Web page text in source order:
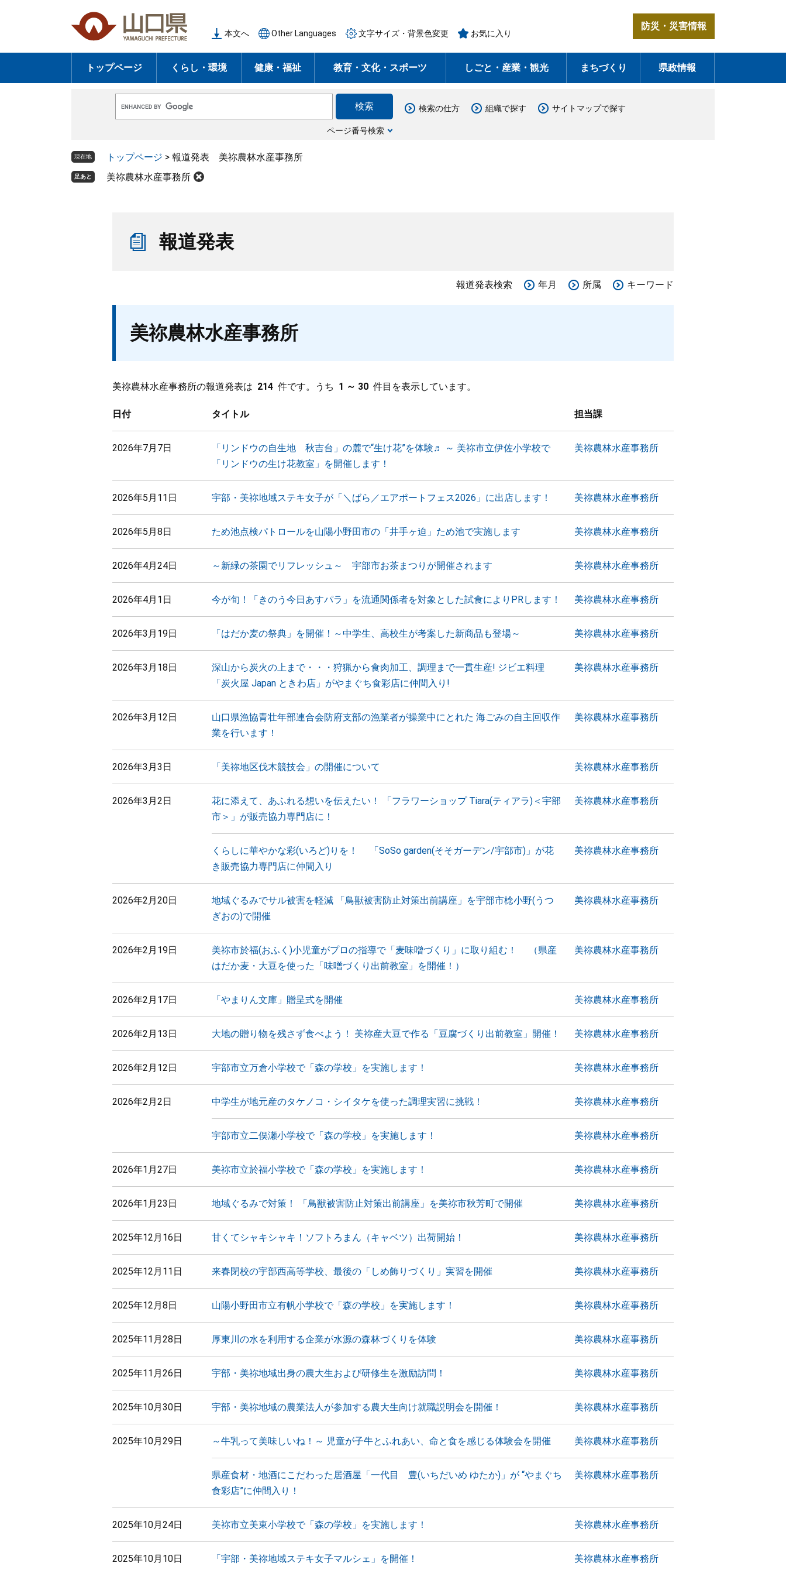
の
頭
ー
飛
本文へ Other Languages 文字サイズ・背景色変更 お気に入り
防災・災害情報
トップページ くらし・環境 健康・福祉 教育・文化・スポーツ しごと・産業・観光 まちづくり 県政情報
o
e
ス
ページ番号検索
検索の仕方 組織で探す サイトマップで探す
現在地 トップページ > 報道発表 美祢農林水産事務所
足あと 美祢農林水産事務所
報道発表
報道発表検索 年月 所属 キーワード
美祢農林水産事務所
美祢農林水産事務所の報道発表は 214 件です。うち 1 ～ 30 件目を表示しています。
日付 タイトル 担当課
2026年7月7日
「リンドウの自生地 秋吉台」の麓で“生け花”を体験♬ ～ 美祢市立伊佐小学校で
「リンドウの生け花教室」を開催します！
美祢農林水産事務所
2026年5月11日 宇部・美祢地域ステキ女子が「＼ばら／エアポートフェス2026」に出店します！ 美祢農林水産事務所
2026年5月8日 ため池点検パトロールを山陽小野田市の「井手ヶ迫」ため池で実施します 美祢農林水産事務所
2026年4月24日 ～新緑の茶園でリフレッシュ～ 宇部市お茶まつりが開催されます 美祢農林水産事務所
2026年4月1日 今が旬！「きのう今日あすパラ」を流通関係者を対象とした試食によりPRします！ 美祢農林水産事務所
2026年3月19日 「はだか麦の祭典」を開催！～中学生、高校生が考案した新商品も登場～ 美祢農林水産事務所
2026年3月18日
深山から炭火の上まで・・・狩猟から食肉加工、調理まで一貫生産! ジビエ料理
「炭火屋 Japan ときわ店」がやまぐち食彩店に仲間入り!
美祢農林水産事務所
2026年3月12日
山口県漁協青壮年部連合会防府支部の漁業者が操業中にとれた 海ごみの自主回収作
業を行います！
美祢農林水産事務所
2026年3月3日 「美祢地区伐木競技会」の開催について 美祢農林水産事務所
2026年3月2日
花に添えて、あふれる想いを伝えたい！ 「フラワーショップ Tiara(ティアラ)＜宇部
市＞」が販売協力専門店に！
美祢農林水産事務所
くらしに華やかな彩(いろど)りを！ 「SoSo garden(そそガーデン/宇部市)」が花
き販売協力専門店に仲間入り
美祢農林水産事務所
2026年2月20日
地域ぐるみでサル被害を軽減 「鳥獣被害防止対策出前講座」を宇部市棯小野(うつ
ぎおの)で開催
美祢農林水産事務所
2026年2月19日
美祢市於福(おふく)小児童がプロの指導で「麦味噌づくり」に取り組む！ （県産
はだか麦・大豆を使った「味噌づくり出前教室」を開催！）
美祢農林水産事務所
2026年2月17日 「やまりん文庫」贈呈式を開催 美祢農林水産事務所
2026年2月13日 大地の贈り物を残さず食べよう！ 美祢産大豆で作る「豆腐づくり出前教室」開催！ 美祢農林水産事務所
2026年2月12日 宇部市立万倉小学校で「森の学校」を実施します！ 美祢農林水産事務所
2026年2月2日 中学生が地元産のタケノコ・シイタケを使った調理実習に挑戦！ 美祢農林水産事務所
宇部市立二俣瀬小学校で「森の学校」を実施します！ 美祢農林水産事務所
2026年1月27日 美祢市立於福小学校で「森の学校」を実施します！ 美祢農林水産事務所
2026年1月23日 地域ぐるみで対策！ 「鳥獣被害防止対策出前講座」を美祢市秋芳町で開催 美祢農林水産事務所
2025年12月16日 甘くてシャキシャキ！ソフトろまん（キャベツ）出荷開始！ 美祢農林水産事務所
2025年12月11日 来春閉校の宇部西高等学校、最後の「しめ飾りづくり」実習を開催 美祢農林水産事務所
2025年12月8日 山陽小野田市立有帆小学校で「森の学校」を実施します！ 美祢農林水産事務所
2025年11月28日 厚東川の水を利用する企業が水源の森林づくりを体験 美祢農林水産事務所
2025年11月26日 宇部・美祢地域出身の農大生および研修生を激励訪問！ 美祢農林水産事務所
2025年10月30日 宇部・美祢地域の農業法人が参加する農大生向け就職説明会を開催！ 美祢農林水産事務所
2025年10月29日 ～牛乳って美味しいね！～ 児童が子牛とふれあい、命と食を感じる体験会を開催 美祢農林水産事務所
県産食材・地酒にこだわった居酒屋「一代目 豊(いちだいめ ゆたか)」が “やまぐち
食彩店”に仲間入り！
美祢農林水産事務所
2025年10月24日 美祢市立美東小学校で「森の学校」を実施します！ 美祢農林水産事務所
2025年10月10日 「宇部・美祢地域ステキ女子マルシェ」を開催！ 美祢農林水産事務所